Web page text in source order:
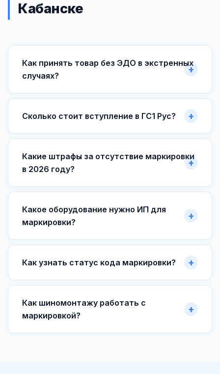
Кабанске
Как принять товар без ЭДО в экстренных
случаях?
Сколько стоит вступление в ГС1 Рус?
Какие штрафы за отсутствие маркировки
в 2026 году?
Какое оборудование нужно ИП для
маркировки?
Как узнать статус кода маркировки?
Как шиномонтажу работать с
маркировкой?